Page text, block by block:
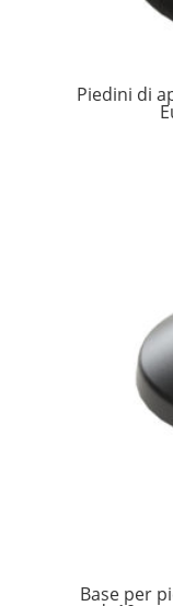
Piedini di
Base per